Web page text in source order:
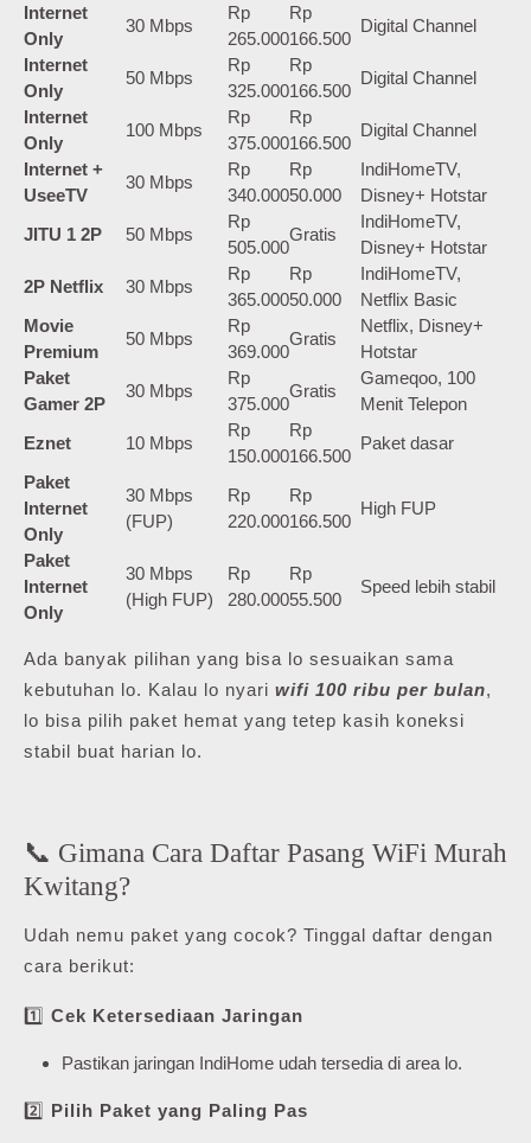
Internet
Only
30 Mbps
Rp
265.000
Rp
166.500
Digital Channel
Internet
Only
50 Mbps
Rp
325.000
Rp
166.500
Digital Channel
Internet
Only
100 Mbps
Rp
375.000
Rp
166.500
Digital Channel
Internet +
UseeTV
30 Mbps
Rp
340.000
Rp
50.000
IndiHomeTV,
Disney+ Hotstar
JITU 1 2P
50 Mbps
Rp
505.000
Gratis
IndiHomeTV,
Disney+ Hotstar
2P Netflix
30 Mbps
Rp
365.000
Rp
50.000
IndiHomeTV,
Netflix Basic
Movie
Premium
50 Mbps
Rp
369.000
Gratis
Netflix, Disney+
Hotstar
Paket
Gamer 2P
30 Mbps
Rp
375.000
Gratis
Gameqoo, 100
Menit Telepon
Eznet
10 Mbps
Rp
150.000
Rp
166.500
Paket dasar
Paket
Internet
Only
30 Mbps
(FUP)
Rp
220.000
Rp
166.500
High FUP
Paket
Internet
Only
30 Mbps
(High FUP)
Rp
280.000
Rp
55.500
Speed lebih stabil
Ada banyak pilihan yang bisa lo sesuaikan sama
kebutuhan lo. Kalau lo nyari wifi 100 ribu per bulan,
lo bisa pilih paket hemat yang tetep kasih koneksi
stabil buat harian lo.
📞 Gimana Cara Daftar Pasang WiFi Murah
Kwitang?
Udah nemu paket yang cocok? Tinggal daftar dengan
cara berikut:
1️⃣ Cek Ketersediaan Jaringan
Pastikan jaringan IndiHome udah tersedia di area lo.
2️⃣ Pilih Paket yang Paling Pas